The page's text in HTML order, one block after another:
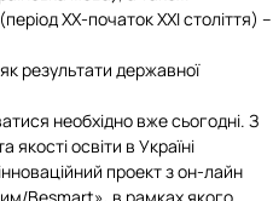
буфетимов
підтримка
вчених
НУБіП України
рекомендації, пам'ятки
діяльність
комплекс, лісове і
господарство, ветеринарна
та автору
НУБіП України
НУБіП України (English)
проведення науково-
рада
фонд «Голосіївська ініціатива
і професори НУБіП України
кур'єр
інформації
особа з питань запобігання
про антикорупційного
НУБіП України
ХХ-початок ХХІ століття) –
результати державної
необхідно вже сьогодні. З
освіти в Україні
проект з он-лайн